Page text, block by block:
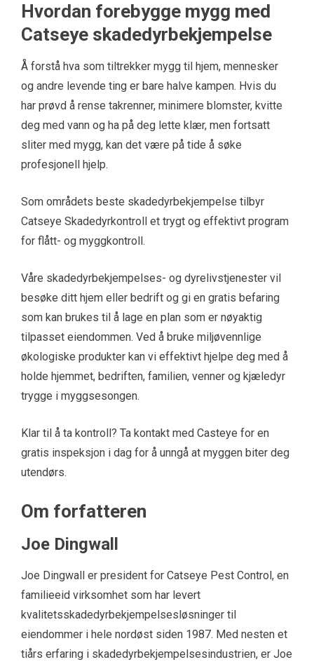
Hvordan forebygge mygg med
Catseye skadedyrbekjempelse
Å forstå hva som tiltrekker mygg til hjem, mennesker
og andre levende ting er bare halve kampen. Hvis du
har prøvd å rense takrenner, minimere blomster, kvitte
deg med vann og ha på deg lette klær, men fortsatt
sliter med mygg, kan det være på tide å søke
profesjonell hjelp.
Som områdets beste skadedyrbekjempelse tilbyr
Catseye Skadedyrkontroll et trygt og effektivt program
for flått- og myggkontroll.
Våre skadedyrbekjempelses- og dyrelivstjenester vil
besøke ditt hjem eller bedrift og gi en gratis befaring
som kan brukes til å lage en plan som er nøyaktig
tilpasset eiendommen. Ved å bruke miljøvennlige
økologiske produkter kan vi effektivt hjelpe deg med å
holde hjemmet, bedriften, familien, venner og kjæledyr
trygge i myggsesongen.
Klar til å ta kontroll? Ta kontakt med Casteye for en
gratis inspeksjon i dag for å unngå at myggen biter deg
utendørs.
Om forfatteren
Joe Dingwall
Joe Dingwall er president for Catseye Pest Control, en
familieeid virksomhet som har levert
kvalitetsskadedyrbekjempelsesløsninger til
eiendommer i hele nordøst siden 1987. Med nesten et
tiårs erfaring i skadedyrbekjempelsesindustrien, er Joe